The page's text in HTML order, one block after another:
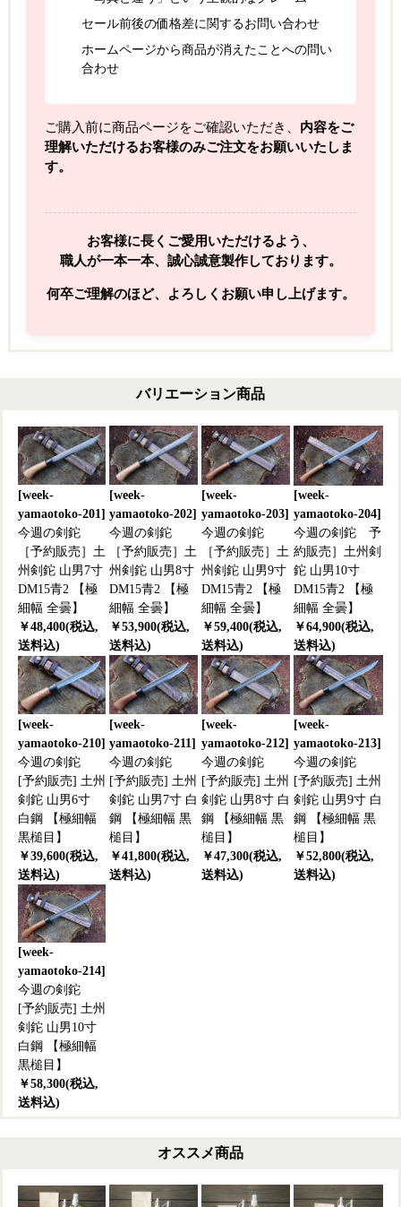
セール前後の価格差に関するお問い合わせ
ホームページから商品が消えたことへの問い
合わせ
ご購入前に商品ページをご確認いただき、 内容をご
理解いただけるお客様のみご注文をお願いいたしま
す。
お客様に長くご愛用いただけるよう、
職人が一本一本、誠心誠意製作しております。
何卒ご理解のほど、よろしくお願い申し上げます。
バリエーション商品
[week-
yamaotoko-201]
今週の剣鉈
［予約販売］土
州剣鉈 山男7寸
DM15青2 【極
細幅 全曇】
￥48,400(税込,
送料込)
[week-
yamaotoko-202]
今週の剣鉈
［予約販売］土
州剣鉈 山男8寸
DM15青2 【極
細幅 全曇】
￥53,900(税込,
送料込)
[week-
yamaotoko-203]
今週の剣鉈
［予約販売］土
州剣鉈 山男9寸
DM15青2 【極
細幅 全曇】
￥59,400(税込,
送料込)
[week-
yamaotoko-204]
今週の剣鉈 予
約販売］土州剣
鉈 山男10寸
DM15青2 【極
細幅 全曇】
￥64,900(税込,
送料込)
[week-
yamaotoko-210]
今週の剣鉈
[予約販売] 土州
剣鉈 山男6寸
白鋼 【極細幅
黒槌目】
￥39,600(税込,
送料込)
[week-
yamaotoko-211]
今週の剣鉈
[予約販売] 土州
剣鉈 山男7寸 白
鋼 【極細幅 黒
槌目】
￥41,800(税込,
送料込)
[week-
yamaotoko-212]
今週の剣鉈
[予約販売] 土州
剣鉈 山男8寸 白
鋼 【極細幅 黒
槌目】
￥47,300(税込,
送料込)
[week-
yamaotoko-213]
今週の剣鉈
[予約販売] 土州
剣鉈 山男9寸 白
鋼 【極細幅 黒
槌目】
￥52,800(税込,
送料込)
[week-
yamaotoko-214]
今週の剣鉈
[予約販売] 土州
剣鉈 山男10寸
白鋼 【極細幅
黒槌目】
￥58,300(税込,
送料込)
オススメ商品